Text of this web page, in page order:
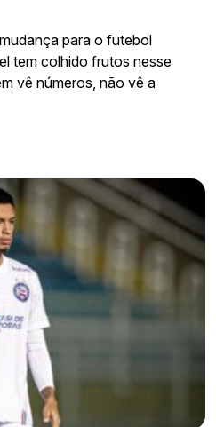
para o futebol
tem colhido frutos nesse
vê números, não vê a